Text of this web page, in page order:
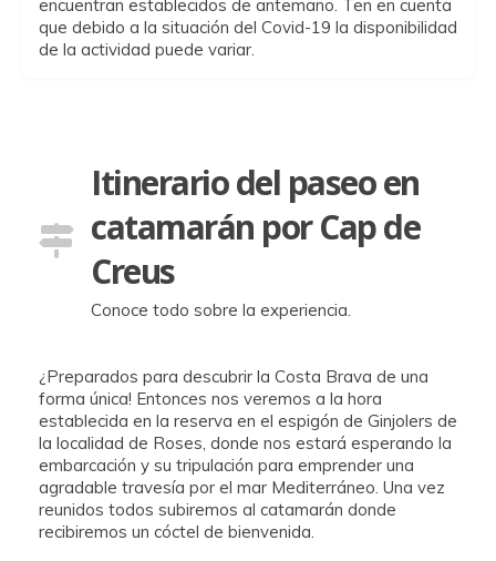
encuentran establecidos de antemano. Ten en cuenta
que debido a la situación del Covid-19 la disponibilidad
de la actividad puede variar.
Itinerario del paseo en
catamarán por Cap de
Creus
Conoce todo sobre la experiencia.
¿Preparados para descubrir la Costa Brava de una
forma única! Entonces nos veremos a la hora
establecida en la reserva en el espigón de Ginjolers de
la localidad de Roses, donde nos estará esperando la
embarcación y su tripulación para emprender una
agradable travesía por el mar Mediterráneo. Una vez
reunidos todos subiremos al catamarán donde
recibiremos un cóctel de bienvenida.